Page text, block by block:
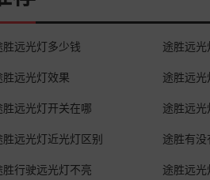
胜远光灯多少钱 途胜远光
胜远光灯效果 途胜远光
胜远光灯开关在哪 途胜远光
胜远光灯近光灯区别 途胜有没
胜行驶远光灯不亮 途胜远光